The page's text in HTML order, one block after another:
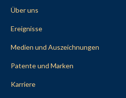
Über uns
Ereignisse
Medien und Auszeichnungen
Patente und Marken
Karriere